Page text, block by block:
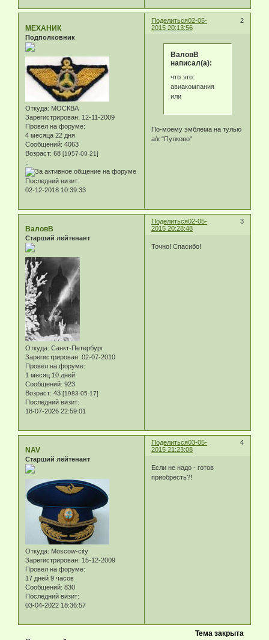
Поделиться 2
02-05-
2015 20:13:56
МЕХАНИК
Подполковник
Откуда: МОСКВА
Зарегистрирован: 12-11-2009
Провел на форуме:
4 месяца 22 дня
Сообщений: 4063
Возраст: 68 [1957-09-21]
.:
Последний визит:
02-12-2018 10:39:33
ВаловВ
написал(а):
что это:
авиакомпания
или
По-моему эмблема на тулью
а/к "Пулково"
Поделиться 3
02-05-
2015 20:28:48
ВаловВ
Старший лейтенант
Откуда: Санкт-Петербург
Зарегистрирован: 02-07-2010
Провел на форуме:
1 месяц 10 дней
Сообщений: 923
Возраст: 43 [1983-05-17]
Последний визит:
18-07-2026 22:59:01
Точно! Спасибо!
Поделиться 4
03-05-
2015 21:23:08
NAV
Старший лейтенант
Откуда: Moscow-city
Зарегистрирован: 15-12-2009
Провел на форуме:
17 дней 9 часов
Сообщений: 830
Последний визит:
03-04-2022 18:36:57
Если не надо - готов
приобресть?!
Тема закрыта